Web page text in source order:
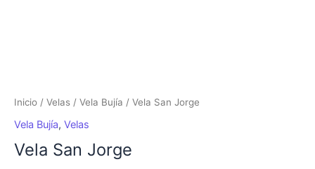
Inicio / Velas / Vela Bujía / Vela San Jorge
Vela Bujía, Velas
Vela San Jorge